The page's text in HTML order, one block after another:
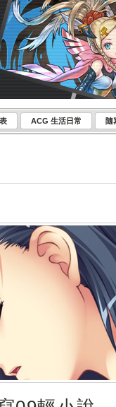
ACG 生活日常 隨